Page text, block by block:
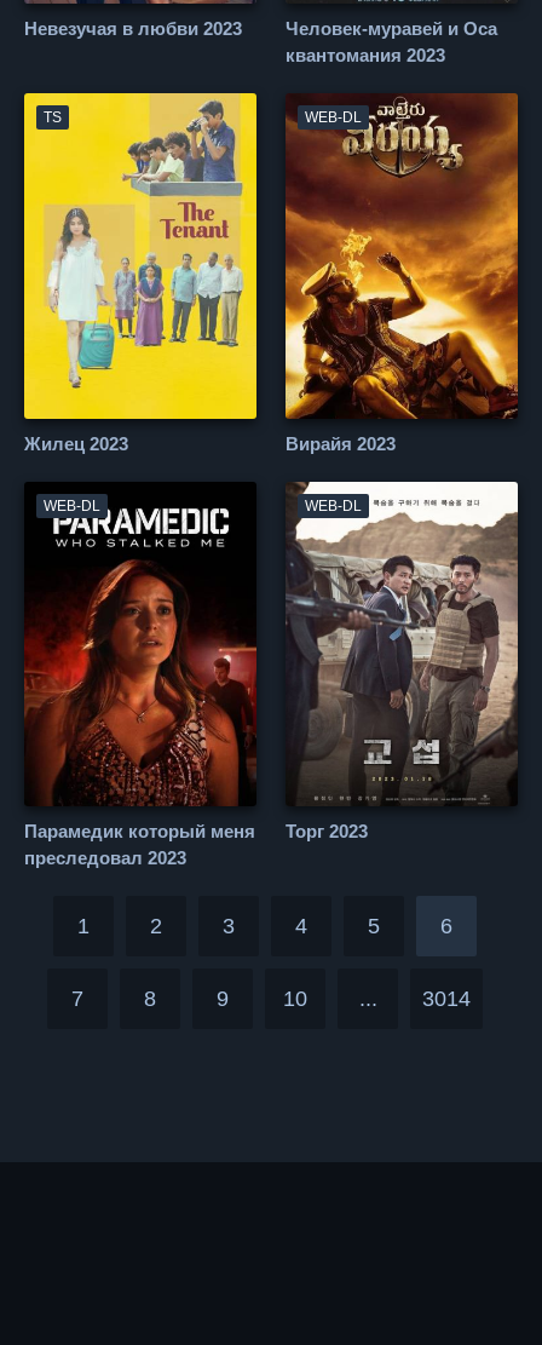
Невезучая в любви 2023
Человек-муравей и Оса
квантомания 2023
TS
Жилец 2023
WEB-DL
Вирайя 2023
WEB-DL
Парамедик который меня
преследовал 2023
WEB-DL
Торг 2023
1 2 3 4 5 6
7 8 9 10 ... 3014